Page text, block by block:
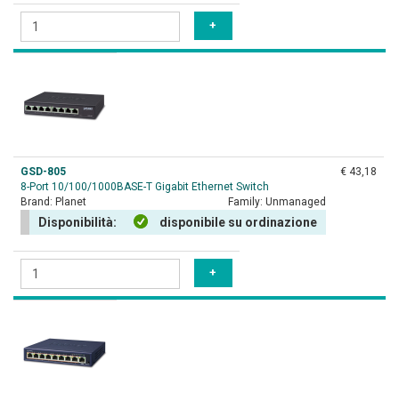
GSD-805
8-Port 10/100/1000BASE-T Gigabit Ethernet Switch
Brand: Planet Family: Unmanaged
Disponibilità: disponibile su ordinazione
€ 43,18